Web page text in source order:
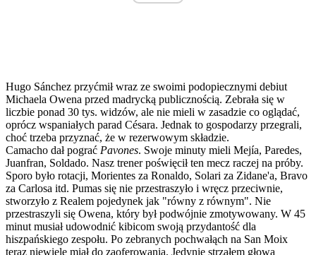
Hugo Sánchez przyćmił wraz ze swoimi podopiecznymi debiut
Michaela Owena przed madrycką publicznością. Zebrała się w
liczbie ponad 30 tys. widzów, ale nie mieli w zasadzie co oglądać,
oprócz wspaniałych parad Césara. Jednak to gospodarzy przegrali,
choć trzeba przyznać, że w rezerwowym składzie.
Camacho dał pograć Pavones. Swoje minuty mieli Mejía, Paredes,
Juanfran, Soldado. Nasz trener poświęcił ten mecz raczej na próby.
Sporo było rotacji, Morientes za Ronaldo, Solari za Zidane'a, Bravo
za Carlosa itd. Pumas się nie przestraszyło i wręcz przeciwnie,
stworzyło z Realem pojedynek jak "równy z równym". Nie
przestraszyli się Owena, który był podwójnie zmotywowany. W 45
minut musiał udowodnić kibicom swoją przydantość dla
hiszpańskiego zespołu. Po zebranych pochwałąch na San Moix
teraz niewiele miał do zaoferowania. Jedynie strzałem głową